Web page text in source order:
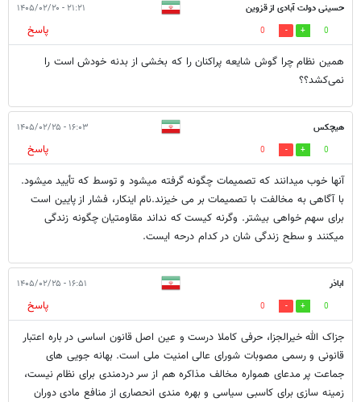
حسینی دولت آبادی از قزوین ۲۱:۲۱ - ۱۴۰۵/۰۲/۲۰
0
0
پاسخ
همین نظام چرا گوش شایعه پراکنان را که بخشی از بدنه خودش است را
نمی‌کشد؟؟
هیچکس ۱۶:۰۳ - ۱۴۰۵/۰۲/۲۵
0
0
پاسخ
آنها خوب میدانند که تصمیمات چگونه گرفته میشود و توسط که تأیید میشود.
با آگاهی به مخالفت با تصمیمات بر می خیزند.نام اینکار، فشار از پایین است
برای سهم خواهی بیشتر. وگرنه کیست که نداند مقاومتیان چگونه زندگی
میکنند و سطح زندگی شان در کدام درحه ایست.
اباذر ۱۶:۵۱ - ۱۴۰۵/۰۲/۲۵
0
0
پاسخ
جزاک الله خیرالجزا، حرفی کاملا درست و عین اصل قانون اساسی در باره اعتبار
قانونی و رسمی مصوبات شورای عالی امنیت ملی است. بهانه جویی های
جماعت پر مدعای همواره مخالف مذاکره هم از سر دردمندی برای نظام نیست،
زمینه سازی برای کاسبی سیاسی و بهره مندی انحصاری از منافع مادی دوران